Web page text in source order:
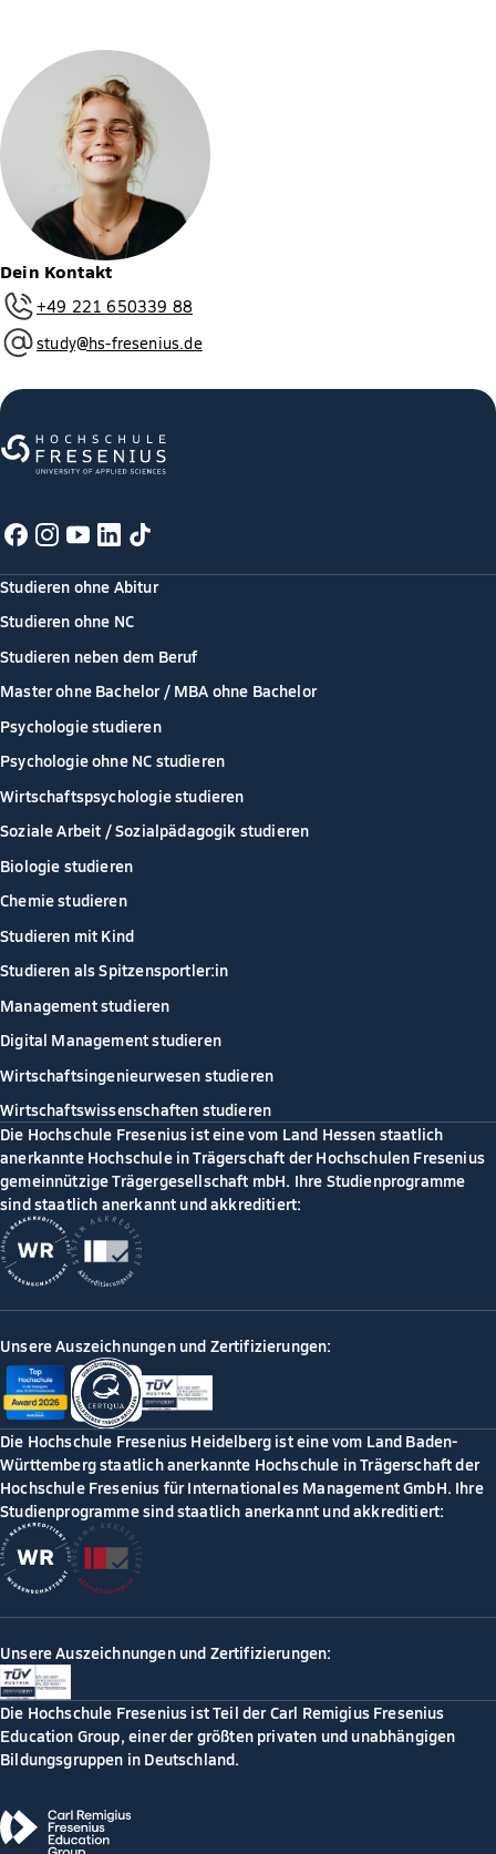
Dein Kontakt
+49 221 650339 88
study@hs-fresenius.de
Studieren ohne Abitur
Studieren ohne NC
Studieren neben dem Beruf
Master ohne Bachelor / MBA ohne Bachelor
Psychologie studieren
Psychologie ohne NC studieren
Wirtschaftspsychologie studieren
Soziale Arbeit / Sozialpädagogik studieren
Biologie studieren
Chemie studieren
Studieren mit Kind
Studieren als Spitzensportler:in
Management studieren
Digital Management studieren
Wirtschaftsingenieurwesen studieren
Wirtschaftswissenschaften studieren
Die Hochschule Fresenius ist eine vom Land Hessen staatlich
anerkannte Hochschule in Trägerschaft der Hochschulen Fresenius
gemeinnützige Trägergesellschaft mbH. Ihre Studienprogramme
sind staatlich anerkannt und akkreditiert:
Unsere Auszeichnungen und Zertifizierungen:
Die Hochschule Fresenius Heidelberg ist eine vom Land Baden-
Württemberg staatlich anerkannte Hochschule in Trägerschaft der
Hochschule Fresenius für Internationales Management GmbH. Ihre
Studienprogramme sind staatlich anerkannt und akkreditiert:
Unsere Auszeichnungen und Zertifizierungen:
Die Hochschule Fresenius ist Teil der Carl Remigius Fresenius
Education Group, einer der größten privaten und unabhängigen
Bildungsgruppen in Deutschland.